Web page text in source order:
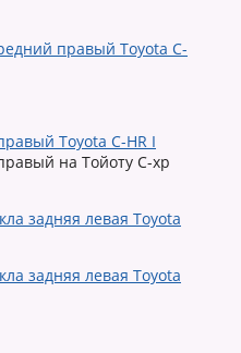
Toyota C-HR I
на Тойоту С-хр